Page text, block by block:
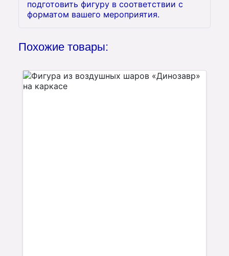
подготовить фигуру в соответствии с
форматом вашего мероприятия.
Похожие товары: